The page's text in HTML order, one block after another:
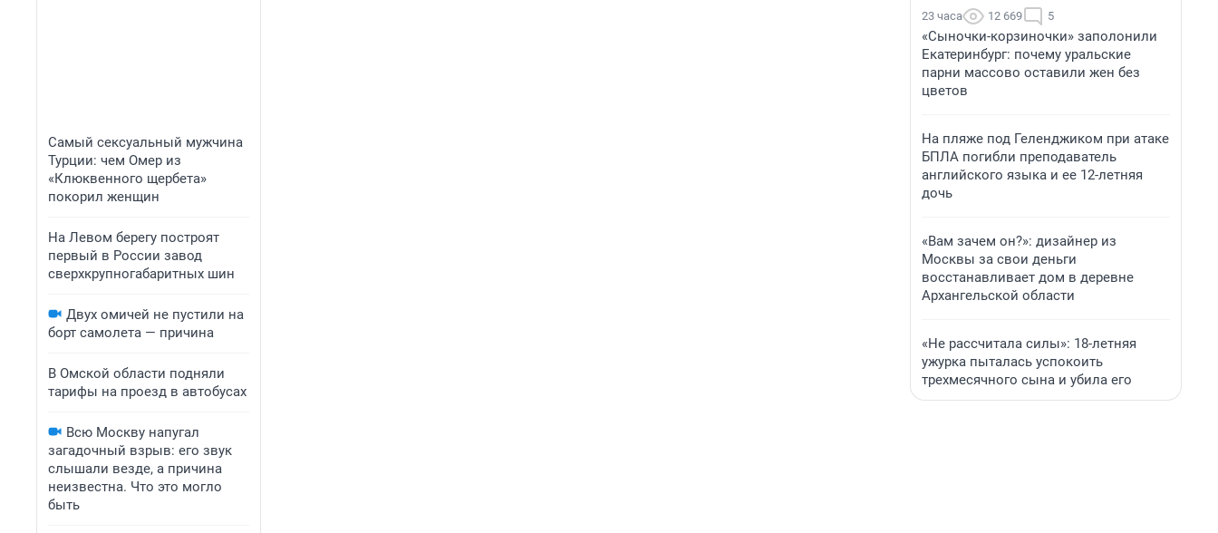
Самый сексуальный мужчина
Турции: чем Омер из
«Клюквенного щербета»
покорил женщин
На Левом берегу построят
первый в России завод
сверхкрупногабаритных шин
Двух омичей не пустили на
борт самолета — причина
В Омской области подняли
тарифы на проезд в автобусах
Всю Москву напугал
загадочный взрыв: его звук
слышали везде, а причина
неизвестна. Что это могло
быть
23 часа 12 669 5
«Сыночки-корзиночки» заполонили
Екатеринбург: почему уральские
парни массово оставили жен без
цветов
На пляже под Геленджиком при атаке
БПЛА погибли преподаватель
английского языка и ее 12-летняя
дочь
«Вам зачем он?»: дизайнер из
Москвы за свои деньги
восстанавливает дом в деревне
Архангельской области
«Не рассчитала силы»: 18-летняя
ужурка пыталась успокоить
трехмесячного сына и убила его